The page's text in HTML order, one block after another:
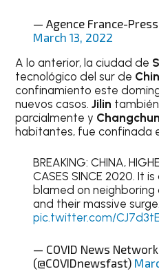
— Agence France-
March 13, 2022
A lo anterior, la ciudad de
tecnológico del sur de
confinamiento este
nuevos casos.Jilin
parcialmente y Changchun
habitantes, fue confinada
BREAKING: CHINA,
CASES SINCE 2020. It
blamed on neighboring
and their massive surge.
pic.twitter.com/
— COVID News
(@COVIDnewsfast)